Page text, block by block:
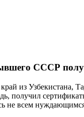
СССР
из Узбекистана,
получил
не всем